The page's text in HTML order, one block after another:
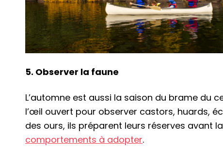
5. Observer la faune
L’automne est aussi la saison du brame du
l’œil ouvert pour observer castors, huards,
des ours, ils préparent leurs réserves avant
comportements à adopter.